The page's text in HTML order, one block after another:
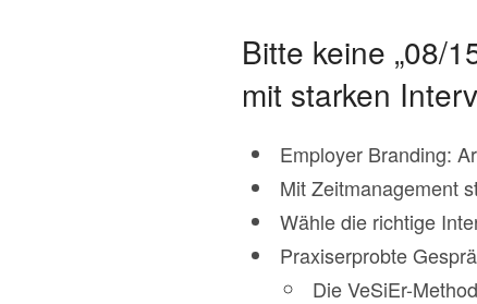
Bitte keine „08/
mit starken
Employer Branding:
Mit Zeitmanagement
Wähle die richtige
Praxiserprobte
Die VeSiEr-